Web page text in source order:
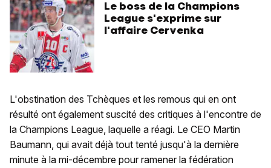
Le boss de la Champions
League s'exprime sur
l'affaire Cervenka
L'obstination des Tchèques et les remous qui en ont
résulté ont également suscité des critiques à l'encontre de
la Champions League, laquelle a réagi. Le CEO Martin
Baumann, qui avait déjà tout tenté jusqu'à la dernière
minute à la mi-décembre pour ramener la fédération